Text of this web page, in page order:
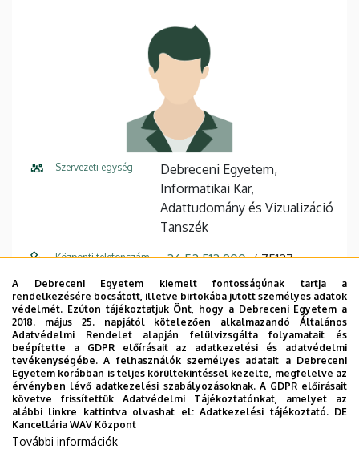
Szervezeti egység
Debreceni Egyetem,
Informatikai Kar,
Adattudomány és Vizualizáció
Tanszék
Központi telefonszám +36 52 512 900 75127
E-mail cím papp.ildiko@inf.unideb.hu
Cím 4028 Debrecen, Kassai út 26.
Épület Informatikai Kar épület
Emelet, ajtó 1. emelet, I127 (oktatói szoba)
Weboldal
Szervezeti weboldal
A Debreceni Egyetem kiemelt fontosságúnak tartja a
rendelkezésére bocsátott, illetve birtokába jutott személyes adatok
védelmét. Ezúton tájékoztatjuk Önt, hogy a Debreceni Egyetem a
2018. május 25. napjától kötelezően alkalmazandó Általános
Adatvédelmi Rendelet alapján felülvizsgálta folyamatait és
beépítette a GDPR előírásait az adatkezelési és adatvédelmi
tevékenységébe. A felhasználók személyes adatait a Debreceni
Egyetem korábban is teljes körültekintéssel kezelte, megfelelve az
érvényben lévő adatkezelési szabályozásoknak. A GDPR előírásait
követve frissítettük Adatvédelmi Tájékoztatónkat, amelyet az
alábbi linkre kattintva olvashat el:Adatkezelési tájékoztató. DE
Kancellária WAV Központ
További információk